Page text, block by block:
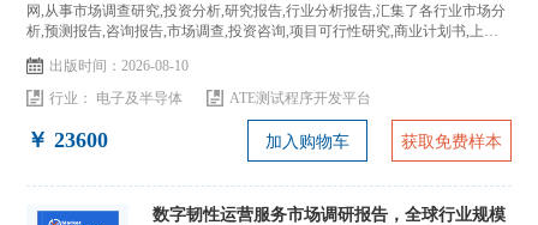
网,从事市场调查研究,投资分析,研究报告,行业分析报告,汇集了各行业市场分
析,预测报告,咨询报告,市场调查,投资咨询,项目可行性研究,商业计划书,上市
出版时间：2026-08-10
行业： 电子及半导体 ATE测试程序开发平台
￥ 23600 加入购物车 获取免费样本
数字韧性运营服务市场调研报告，全球行业规模